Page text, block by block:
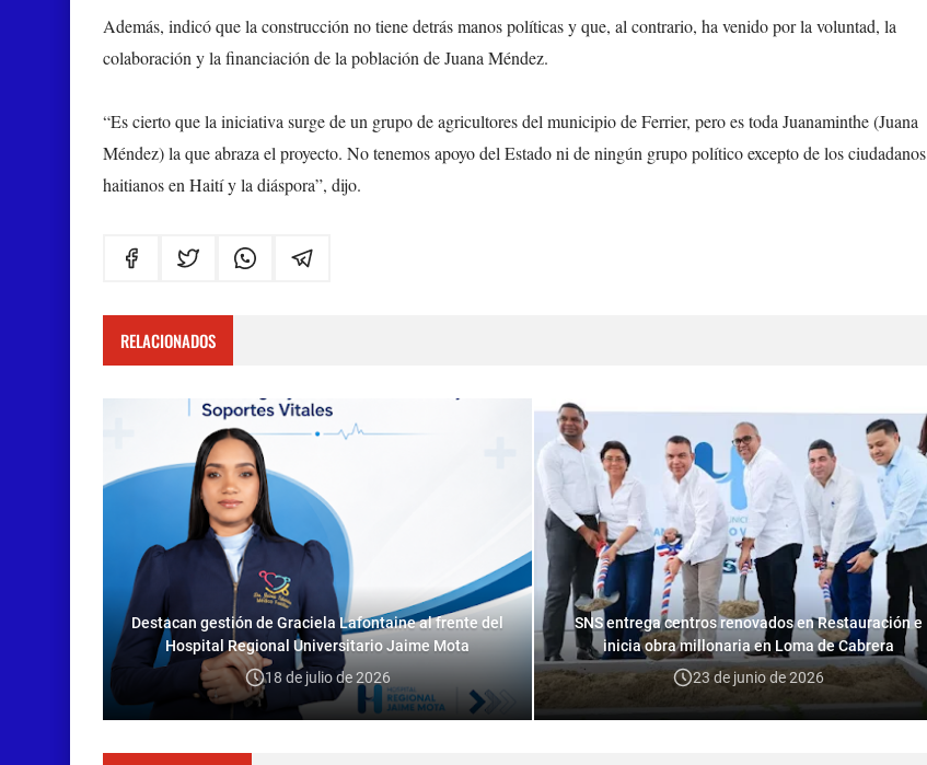
Además, indicó que la construcción no tiene detrás manos políticas y que, al contrario, ha venido por la voluntad, la
colaboración y la financiación de la población de Juana Méndez.
“Es cierto que la iniciativa surge de un grupo de agricultores del municipio de Ferrier, pero es toda Juanaminthe (Juana
Méndez) la que abraza el proyecto. No tenemos apoyo del Estado ni de ningún grupo político excepto de los ciudadanos
haitianos en Haití y la diáspora”, dijo.
RELACIONADOS
Destacan gestión de Graciela Lafontaine al frente del
Hospital Regional Universitario Jaime Mota
18 de julio de 2026
SNS entrega centros renovados en Restauración e
inicia obra millonaria en Loma de Cabrera
23 de junio de 2026